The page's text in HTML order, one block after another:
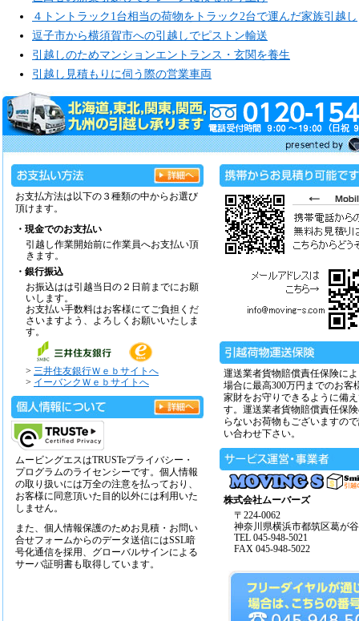
４トントラック1台相当の荷物をトラック2台で運んだ家族引越し
逗子市から横須賀市への引越しでピストン輸送
引越しのためマンションエントランス・玄関を養生
引越し見積もりに伺う際の営業車両
お支払方法は以下の３種類の中からお選び
頂けます。
・現金でのお支払い
引越し作業開始前に作業員へお支払い頂
きます。
・銀行振込
お振込はは引越当日の２日前までにお願
いします。
お支払い手数料はお客様にてご負担くだ
さいますよう、よろしくお願いいたしま
す。
> 三井住友銀行Ｗｅｂサイトへ
> イーバンクＷｅｂサイトへ
ムービングエスはTRUSTeプライバシー・
プログラムのライセンシーです。個人情報
の取り扱いには万全の注意を払っており、
お客様に同意頂いた目的以外には利用いた
しません。
また、個人情報保護のためお見積・お問い
合せフォームからのデータ送信にはSSL暗
号化通信を採用、グローバルサインによる
サーバ証明書も取得しています。
運送業者貨物賠償責任保険に
場合に最高300万円までのお客
家財をお守りできるように備
す。運送業者貨物賠償責任保
らないお荷物もございますの
い合わせ下さい。
株式会社ムーバーズ
〒224-0062
神奈川県横浜市都筑区葛が
TEL 045-948-5021
FAX 045-948-5022